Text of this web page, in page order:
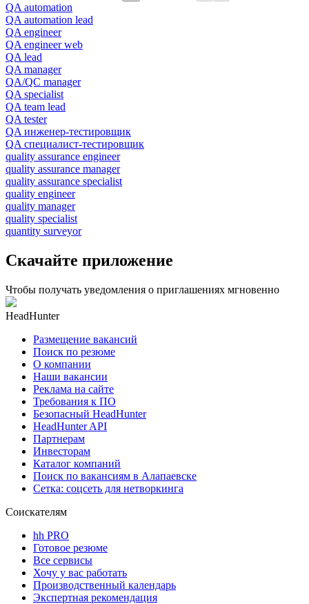
QA automation
QA automation lead
QA engineer
QA engineer web
QA lead
QA manager
QA/QC manager
QA specialist
QA team lead
QA tester
QA инженер-тестировщик
QA специалист-тестировщик
quality assurance engineer
quality assurance manager
quality assurance specialist
quality engineer
quality manager
quality specialist
quantity surveyor
Скачайте приложение
Чтобы получать уведомления о приглашениях мгновенно
HeadHunter
Размещение вакансий
Поиск по резюме
О компании
Наши вакансии
Реклама на сайте
Требования к ПО
Безопасный HeadHunter
HeadHunter API
Партнерам
Инвесторам
Каталог компаний
Поиск по вакансиям в Алапаевске
Сетка: соцсеть для нетворкинга
Соискателям
hh PRO
Готовое резюме
Все сервисы
Хочу у вас работать
Производственный календарь
Экспертная рекомендация